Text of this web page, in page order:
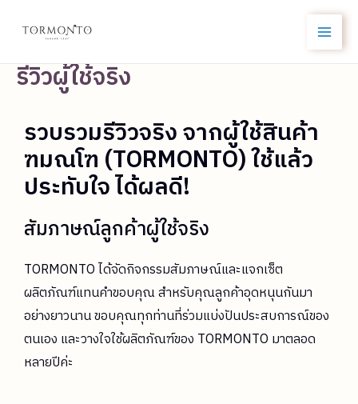
รีวิวผู้ใช้จริง
รวบรวมรีวิวจริง จากผู้ใช้สินค้า
ฑมณโฑ (TORMONTO) ใช้แล้ว
ประทับใจ ได้ผลดี!
สัมภาษณ์ลูกค้าผู้ใช้จริง
TORMONTO ได้จัดกิจกรรมสัมภาษณ์และแจกเซ็ต
ผลิตภัณฑ์แทนคำขอบคุณ สำหรับคุณลูกค้าอุดหนุนกันมา
อย่างยาวนาน ขอบคุณทุกท่านที่ร่วมแบ่งปันประสบการณ์ของ
ตนเอง และวางใจใช้ผลิตภัณฑ์ของ TORMONTO มาตลอด
หลายปีค่ะ